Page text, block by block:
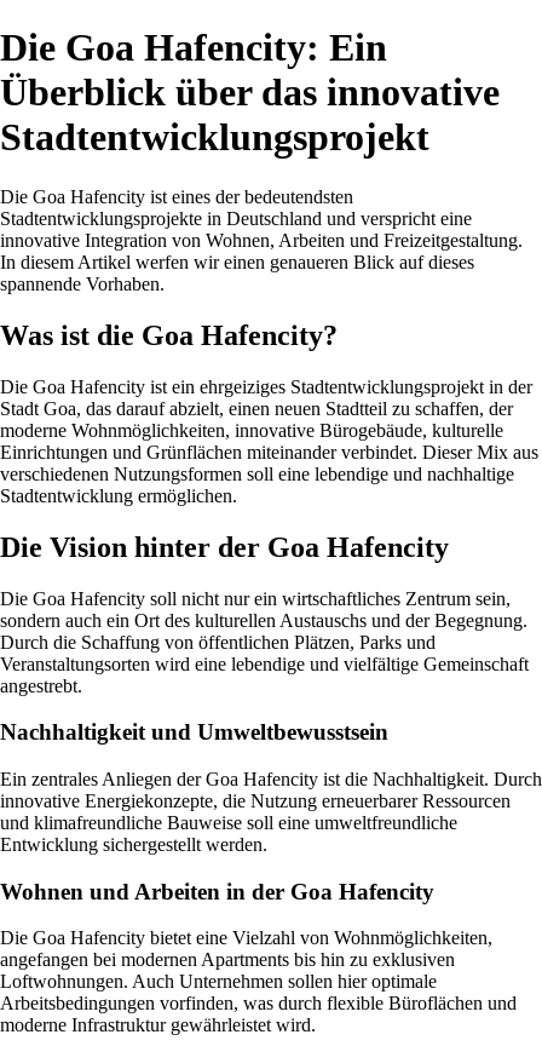
Die Goa Hafencity: Ein
Überblick über das innovative
Stadtentwicklungsprojekt
Die Goa Hafencity ist eines der bedeutendsten
Stadtentwicklungsprojekte in Deutschland und verspricht eine
innovative Integration von Wohnen, Arbeiten und Freizeitgestaltung.
In diesem Artikel werfen wir einen genaueren Blick auf dieses
spannende Vorhaben.
Was ist die Goa Hafencity?
Die Goa Hafencity ist ein ehrgeiziges Stadtentwicklungsprojekt in der
Stadt Goa, das darauf abzielt, einen neuen Stadtteil zu schaffen, der
moderne Wohnmöglichkeiten, innovative Bürogebäude, kulturelle
Einrichtungen und Grünflächen miteinander verbindet. Dieser Mix aus
verschiedenen Nutzungsformen soll eine lebendige und nachhaltige
Stadtentwicklung ermöglichen.
Die Vision hinter der Goa Hafencity
Die Goa Hafencity soll nicht nur ein wirtschaftliches Zentrum sein,
sondern auch ein Ort des kulturellen Austauschs und der Begegnung.
Durch die Schaffung von öffentlichen Plätzen, Parks und
Veranstaltungsorten wird eine lebendige und vielfältige Gemeinschaft
angestrebt.
Nachhaltigkeit und Umweltbewusstsein
Ein zentrales Anliegen der Goa Hafencity ist die Nachhaltigkeit. Durch
innovative Energiekonzepte, die Nutzung erneuerbarer Ressourcen
und klimafreundliche Bauweise soll eine umweltfreundliche
Entwicklung sichergestellt werden.
Wohnen und Arbeiten in der Goa Hafencity
Die Goa Hafencity bietet eine Vielzahl von Wohnmöglichkeiten,
angefangen bei modernen Apartments bis hin zu exklusiven
Loftwohnungen. Auch Unternehmen sollen hier optimale
Arbeitsbedingungen vorfinden, was durch flexible Büroflächen und
moderne Infrastruktur gewährleistet wird.